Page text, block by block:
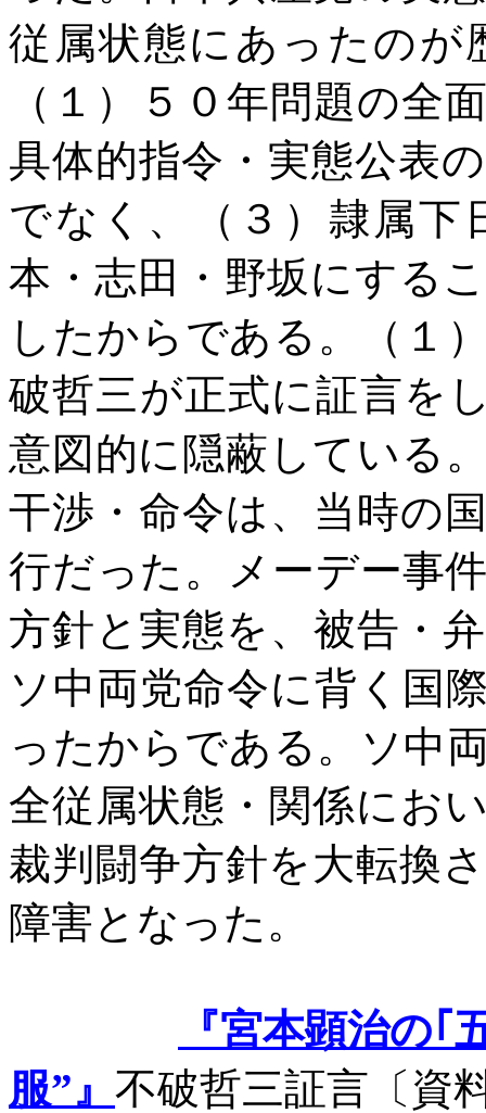
従属状態にあったのが
（１）５０年問題の全
具体的指令・実態公表
でなく、（３）隷属下
本・志田・野坂にする
したからである。（１
破哲三が正式に証言を
意図的に隠蔽している
干渉・命令は、当時の
行だった。メーデー事
方針と実態を、被告・
ソ中両党命令に背く国
ったからである。ソ中
全従属状態・関係にお
裁判闘争方針を大転換
障害となった。
『宮本顕治の
服”』 不破哲三証言〔資